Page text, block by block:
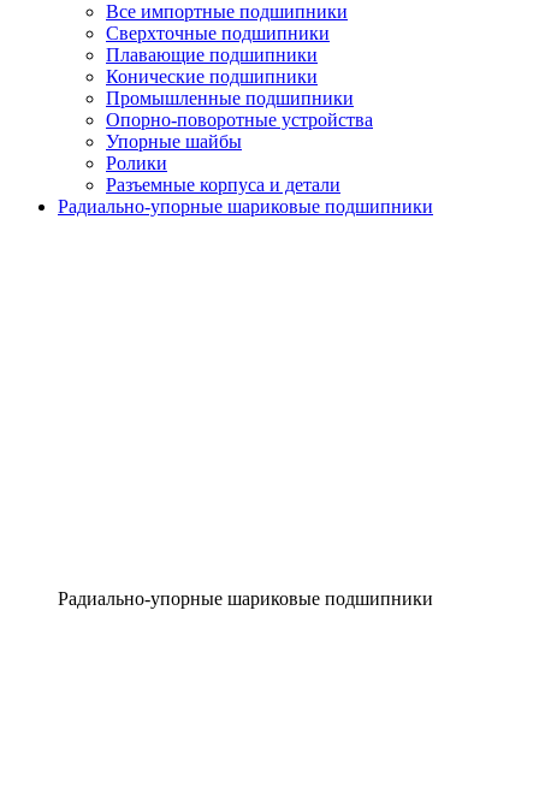
Все импортные подшипники
Сверхточные подшипники
Плавающие подшипники
Конические подшипники
Промышленные подшипники
Опорно-поворотные устройства
Упорные шайбы
Ролики
Разъемные корпуса и детали
Радиально-упорные шариковые подшипники
Радиально-упорные шариковые подшипники